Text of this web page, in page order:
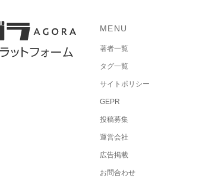
MENU
著者一覧
タグ一覧
サイトポリシー
GEPR
投稿募集
運営会社
広告掲載
お問合わせ